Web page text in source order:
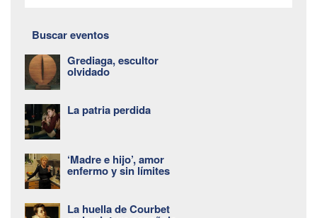
Buscar eventos
Grediaga, escultor
olvidado
La patria perdida
‘Madre e hijo’, amor
enfermo y sin límites
La huella de Courbet